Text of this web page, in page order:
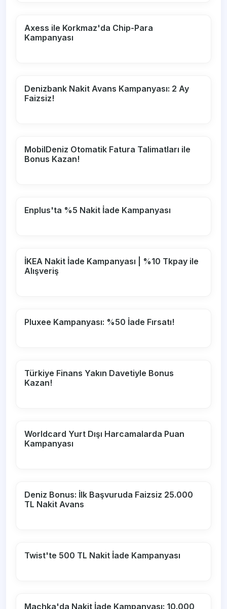
Axess ile Korkmaz'da Chip-Para
Kampanyası
Denizbank Nakit Avans Kampanyası: 2 Ay
Faizsiz!
MobilDeniz Otomatik Fatura Talimatları ile
Bonus Kazan!
Enplus'ta %5 Nakit İade Kampanyası
İKEA Nakit İade Kampanyası | %10 Tkpay ile
Alışveriş
Pluxee Kampanyası: %50 İade Fırsatı!
Türkiye Finans Yakın Davetiyle Bonus
Kazan!
Worldcard Yurt Dışı Harcamalarda Puan
Kampanyası
Deniz Bonus: İlk Başvuruda Faizsiz 25.000
TL Nakit Avans
Twist'te 500 TL Nakit İade Kampanyası
Machka'da Nakit İade Kampanyası: 10.000